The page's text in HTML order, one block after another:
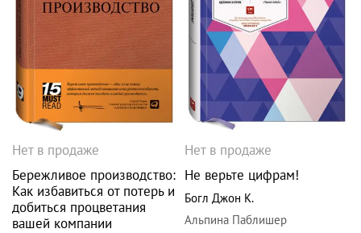
Нет в продаже
Бережливое производство:
Как избавиться от потерь и
добиться процветания
вашей компании
Нет в продаже
Не верьте цифрам!
Богл Джон К.
Альпина Паблишер